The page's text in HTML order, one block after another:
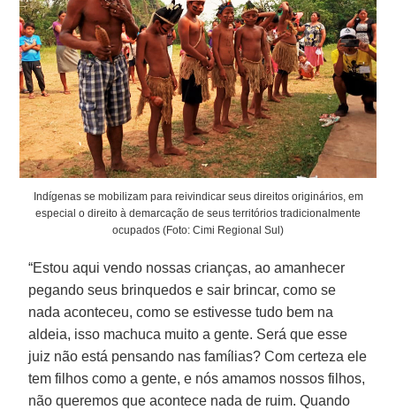
Indígenas se mobilizam para reivindicar seus direitos originários, em
especial o direito à demarcação de seus territórios tradicionalmente
ocupados (Foto: Cimi Regional Sul)
“Estou aqui vendo nossas crianças, ao amanhecer
pegando seus brinquedos e sair brincar, como se
nada aconteceu, como se estivesse tudo bem na
aldeia, isso machuca muito a gente. Será que esse
juiz não está pensando nas famílias? Com certeza ele
tem filhos como a gente, e nós amamos nossos filhos,
não queremos que acontece nada de ruim. Quando